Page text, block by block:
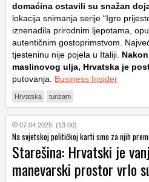
domaćina ostavili su snažan
lokacija snimanja serije “Igre
iznenadila prirodnim ljepotama,
autentičnim gostoprimstvom.
tjesteninu nije pojela u Italiji.
maslinovog ulja, Hrvatska je
putovanja. Business Insider
Hrvatska turizam
07.04.2025. (13:00)
Na svjetskoj političkoj karti smo za njih
Starešina: Hrvatski je
manevarski prostor vrlo